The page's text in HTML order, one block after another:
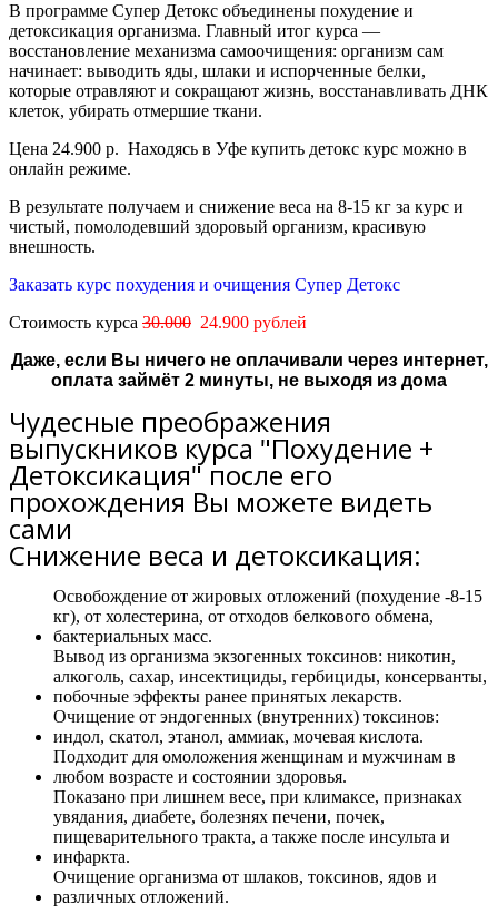
В программе Супер Детокс объединены похудение и
детоксикация организма. Главный итог курса —
восстановление механизма самоочищения: организм сам
начинает: выводить яды, шлаки и испорченные белки,
которые отравляют и сокращают жизнь, восстанавливать ДНК
клеток, убирать отмершие ткани.
Цена 24.900 р. Находясь в Уфе купить детокс курс можно в
онлайн режиме.
В результате получаем и снижение веса на 8-15 кг за курс и
чистый, помолодевший здоровый организм, красивую
внешность.
Заказать курс похудения и очищения Супер Детокс
Стоимость курса 30.000 24.900 рублей
Даже, если Вы ничего не оплачивали через интернет,
оплата займёт 2 минуты, не выходя из дома
Чудесные преображения
выпускников курса "Похудение +
Детоксикация" после его
прохождения Вы можете видеть
сами
Снижение веса и детоксикация:
Освобождение от жировых отложений (похудение -8-15
кг), от холестерина, от отходов белкового обмена,
бактериальных масс.
Вывод из организма экзогенных токсинов: никотин,
алкоголь, сахар, инсектициды, гербициды, консерванты,
побочные эффекты ранее принятых лекарств.
Очищение от эндогенных (внутренних) токсинов:
индол, скатол, этанол, аммиак, мочевая кислота.
Подходит для омоложения женщинам и мужчинам в
любом возрасте и состоянии здоровья.
Показано при лишнем весе, при климаксе, признаках
увядания, диабете, болезнях печени, почек,
пищеварительного тракта, а также после инсульта и
инфаркта.
Очищение организма от шлаков, токсинов, ядов и
различных отложений.